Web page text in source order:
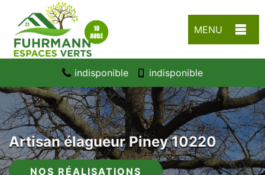
MENU
indisponible indisponible
Artisan élagueur Piney 10220
NOS RÉALISATIONS